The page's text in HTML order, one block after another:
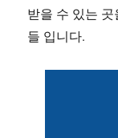
받을 수 있는
들 입니다.